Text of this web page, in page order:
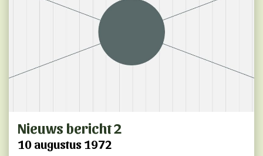
Nieuws bericht 2
10 augustus 1972